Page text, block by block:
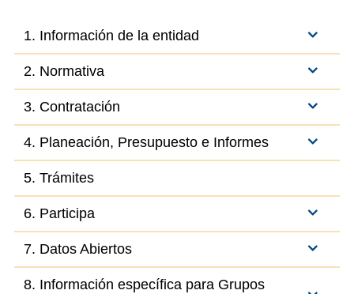
1. Información de la entidad
2. Normativa
3. Contratación
4. Planeación, Presupuesto e Informes
5. Trámites
6. Participa
7. Datos Abiertos
8. Información específica para Grupos